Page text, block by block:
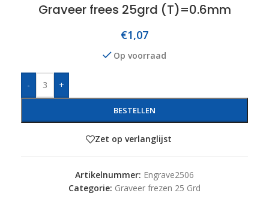
Graveer frees 25grd (T)=0.6mm
€1,07
Op voorraad
- +
BESTELLEN
Zet op verlanglijst
Artikelnummer: Engrave2506
Categorie: Graveer frezen 25 Grd